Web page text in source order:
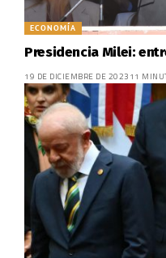
ECONOMÍA
Presidencia Milei:
19 DE DICIEMBRE DE 2023 11